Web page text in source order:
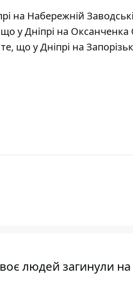
на Набережній
у Дніпрі на Оксанченка
що у Дніпрі на
людей загинули на